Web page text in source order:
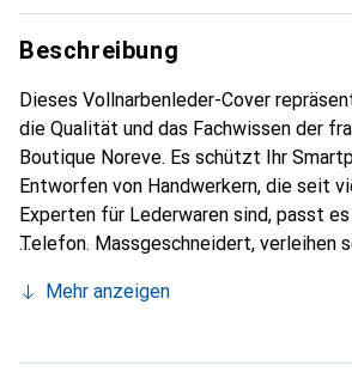
Beschreibung
Dieses Vollnarbenleder-Cover
die Qualität und das Fachwissen der
Boutique Noreve. Es schützt Ihr
Entworfen von Handwerkern, die seit
Experten für Lederwaren sind, passt
Telefon. Massgeschneidert, verleihen
integralen Accessoire Ihres
Noreve eine sichere Wahl für eine
Mehr anzeigen